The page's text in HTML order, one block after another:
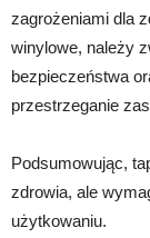
zagrożeniami dla
winylowe, należy
bezpieczeństwa
przestrzeganie
Podsumowując,
zdrowia, ale
użytkowaniu.